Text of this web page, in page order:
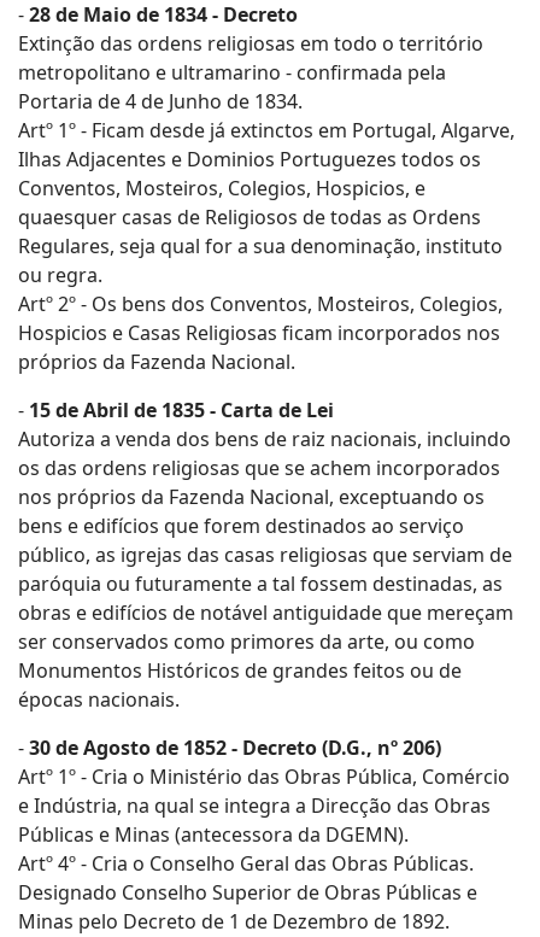
-28 de Maio de 1834 - Decreto
Extinção das ordens religiosas em todo o território
metropolitano e ultramarino - confirmada pela
Portaria de 4 de Junho de 1834.
Artº 1º - Ficam desde já extinctos em Portugal, Algarve,
Ilhas Adjacentes e Dominios Portuguezes todos os
Conventos, Mosteiros, Colegios, Hospicios, e
quaesquer casas de Religiosos de todas as Ordens
Regulares, seja qual for a sua denominação, instituto
ou regra.
Artº 2º - Os bens dos Conventos, Mosteiros, Colegios,
Hospicios e Casas Religiosas ficam incorporados nos
próprios da Fazenda Nacional.
- 15 de Abril de 1835 - Carta de Lei
Autoriza a venda dos bens de raiz nacionais, incluindo
os das ordens religiosas que se achem incorporados
nos próprios da Fazenda Nacional, exceptuando os
bens e edifícios que forem destinados ao serviço
público, as igrejas das casas religiosas que serviam de
paróquia ou futuramente a tal fossem destinadas, as
obras e edifícios de notável antiguidade que mereçam
ser conservados como primores da arte, ou como
Monumentos Históricos de grandes feitos ou de
épocas nacionais.
-30 de Agosto de 1852 - Decreto (D.G., nº 206)
Artº 1º - Cria o Ministério das Obras Pública, Comércio
e Indústria, na qual se integra a Direcção das Obras
Públicas e Minas (antecessora da DGEMN).
Artº 4º - Cria o Conselho Geral das Obras Públicas.
Designado Conselho Superior de Obras Públicas e
Minas pelo Decreto de 1 de Dezembro de 1892.